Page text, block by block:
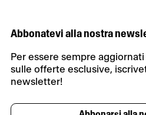
Abbonatevi alla nostra
Per essere sempre
sulle offerte esclusive,
newsletter!